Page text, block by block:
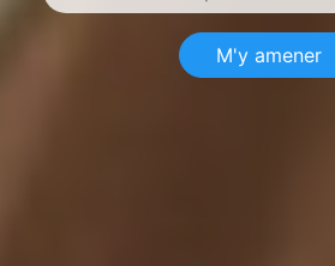
M'y amener